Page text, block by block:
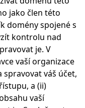
jako člen této
domény spojené s
kontrolu nad
je. V
vaší organizace
spravovat váš účet,
a (ii)
vaší